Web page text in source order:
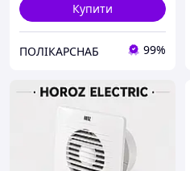
Купити
ПОЛІКАРСНАБ 99%